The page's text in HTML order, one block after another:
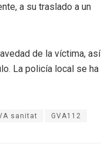
a su traslado a un
de la víctima, así
La policía local se ha
sanitat GVA112